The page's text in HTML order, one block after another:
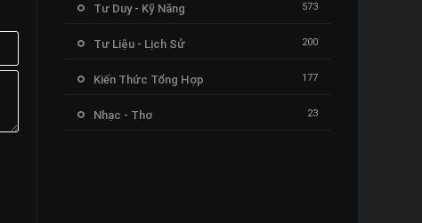
Tư Duy - Kỹ Năng 573
Tư Liệu - Lịch Sử 200
Kiến Thức Tổng Hợp 177
Nhạc - Thơ 23